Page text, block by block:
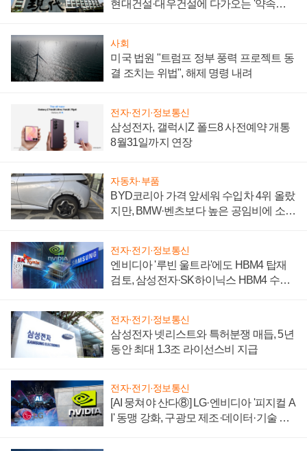
현대건설·대우건설에 다가오는 '약속의
사회
미국 법원 "트럼프 정부 풍력 프로젝트 동
결 조치는 위법", 해제 명령 내려
전자·전기·정보통신
삼성전자, 갤럭시Z 폴드8 사전예약 개통
8월31일까지 연장
자동차·부품
BYD코리아 가격 앞세워 수입차 4위 올랐
지만, BMW·벤츠보다 높은 공임비에 소비
전자·전기·정보통신
엔비디아 '루빈 울트라'에도 HBM4 탑재
검토, 삼성전자·SK하이닉스 HBM4 수율
전자·전기·정보통신
삼성전자 넷리스트와 특허분쟁 매듭, 5년
동안 최대 1.3조 라이선스비 지급
전자·전기·정보통신
[AI 뭉쳐야 산다⑧] LG·엔비디아 '피지컬 A
I' 동맹 강화, 구광모 제조·데이터·기술 결